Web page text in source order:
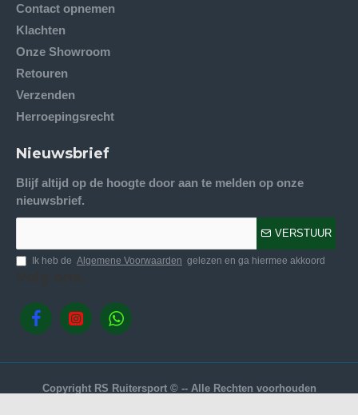
Contact opnemen
Klachten
Onze Showroom
Retouren
Verzenden
Herroepingsrecht
Nieuwsbrief
Blijf altijd op de hoogte door aan te melden op onze
nieuwsbrief.
VERSTUUR
Ik heb de Algemene Voorwaarden gelezen en ga hiermee akkoord
Copyright RS Ruitersport © -- Alle Rechten voorhouden